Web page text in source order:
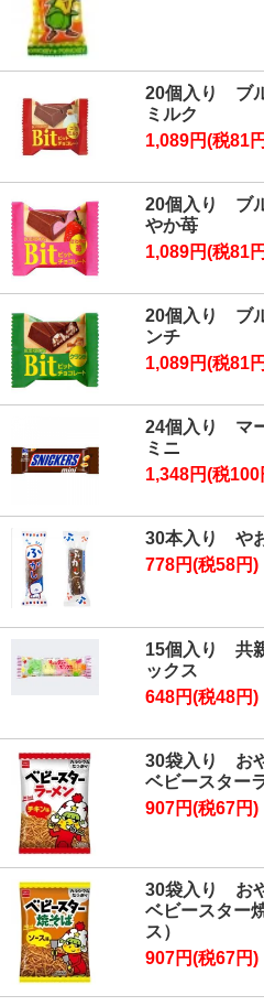
20個入り ブ
ミルク
1,089円(税81
20個入り ブ
やか苺
1,089円(税81
20個入り ブ
ンチ
1,089円(税81
24個入り マ
ミニ
1,348円(税100
30本入り や
778円(税58円)
15個入り 共
ックス
648円(税48円)
30袋入り お
ベビースター
907円(税67円)
30袋入り お
ベビースター
ス）
907円(税67円)